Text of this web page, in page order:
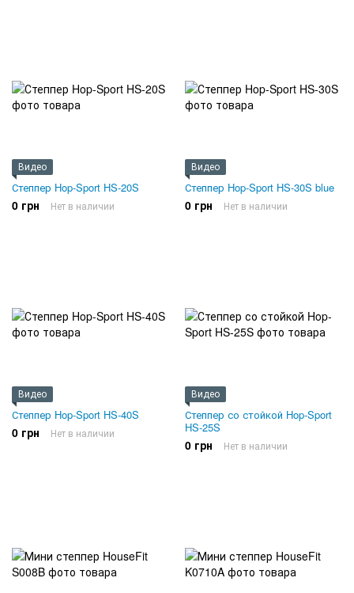
Видео
Степпер Hop-Sport HS-20S
0 грн Нет в наличии
Видео
Степпер Hop-Sport HS-30S blue
0 грн Нет в наличии
Видео
Степпер Hop-Sport HS-40S
0 грн Нет в наличии
Видео
Степпер со стойкой Hop-Sport
HS-25S
0 грн Нет в наличии